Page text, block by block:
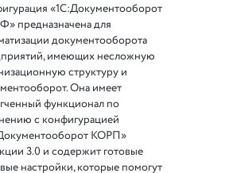
«1С:Документооборот
предназначена для
документооборота
имеющих несложную
структуру и
Она имеет
функционал по
с конфигурацией
КОРП»
3.0 и содержит готовые
настройки, которые помогут